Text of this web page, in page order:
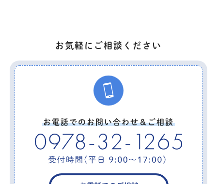
お気軽にご相談ください
お電話でのお問い合わせ＆ご相談